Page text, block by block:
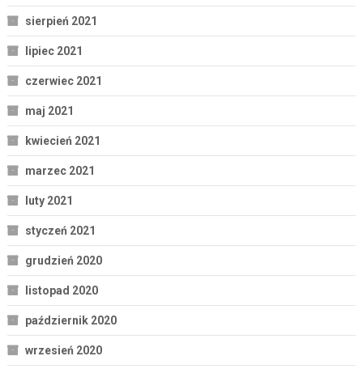
sierpień 2021
lipiec 2021
czerwiec 2021
maj 2021
kwiecień 2021
marzec 2021
luty 2021
styczeń 2021
grudzień 2020
listopad 2020
październik 2020
wrzesień 2020